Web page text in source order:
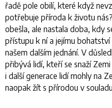
řadě pole obilí, které když
potřebuje příroda k životu
obešla, ale nastala doba, kdy
přístupu k ní a jejímu
našem dalším jednání. V
přibývá lidí, kteří se snaží
i další generace lidí mohly na
naopak žít s přírodou v